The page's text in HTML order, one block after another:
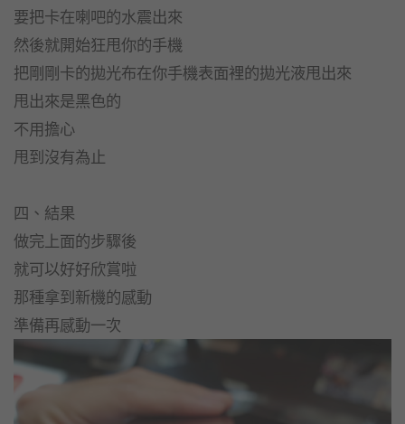
要把卡在喇吧的水震出來
然後就開始狂甩你的手機
把剛剛卡的拋光布在你手機表面裡的拋光液甩出來
甩出來是黑色的
不用擔心
甩到沒有為止
四、結果
做完上面的步驟後
就可以好好欣賞啦
那種拿到新機的感動
準備再感動一次